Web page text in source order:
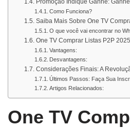
Promoção Indique Ganhe:
Como Funciona?
Saiba Mais Sobre One TV
O que você vai encontrar no
One TV Comprar Listas P2P
Vantagens:
Desvantagens:
Considerações Finais: A
Últimos Passos: Faça Sua
Artigos Relacionados:
One TV